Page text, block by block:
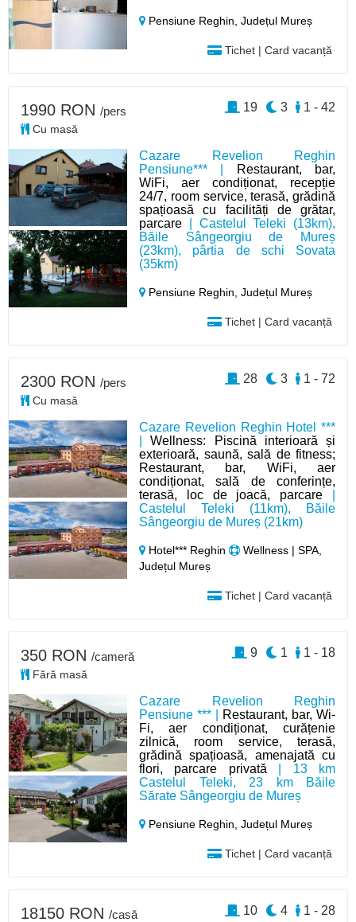
Pensiune Reghin,Județul Mureș
Tichet | Card vacanță
Cazare Revelion Reghin
Pensiune*** |
Restaurant, bar,
WiFi, aer condiționat, recepție
24/7, room service, terasă, grădină
spațioasă cu facilități de grătar,
parcare | Castelul Teleki (13km),
Băile Sângeorgiu de Mureș
(23km), pârtia de schi Sovata
(35km)
Pensiune Reghin,Județul Mureș
Tichet | Card vacanță
1990 RON /pers
Cu masă
1 - 42
3
19
Cazare Revelion Reghin Hotel ***
|Wellness: Piscină interioară și
exterioară, saună, sală de fitness;
Restaurant, bar, WiFi, aer
condiționat, sală de conferințe,
terasă, loc de joacă, parcare
Castelul Teleki (11km), Băile
Sângeorgiu de Mureș (21km)
Hotel*** Reghin
Wellness | SPA,
Județul Mureș
Tichet | Card vacanță
2300 RON /pers
Cu masă
1 - 72
3
28
Cazare Revelion Reghin
Pensiune *** |
Restaurant, bar, Wi-
Fi, aer condiționat, curățenie
zilnică, room service, terasă,
grădină spațioasă, amenajată cu
flori, parcare privată | 13 km
Castelul Teleki, 23 km Băile
Sărate Sângeorgiu de Mureș
Pensiune Reghin,Județul Mureș
Tichet | Card vacanță
350 RON /cameră
Fără masă
1 - 18
1
9
18150 RON /casă 1 - 28
4
10